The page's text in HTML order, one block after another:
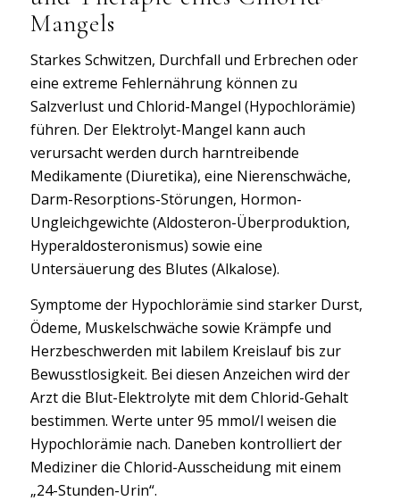
Mangels
Starkes Schwitzen, Durchfall und Erbrechen oder
eine extreme Fehlernährung können zu
Salzverlust und Chlorid-Mangel (Hypochlorämie)
führen. Der Elektrolyt-Mangel kann auch
verursacht werden durch harntreibende
Medikamente (Diuretika), eine Nierenschwäche,
Darm-Resorptions-Störungen, Hormon-
Ungleichgewichte (Aldosteron-Überproduktion,
Hyperaldosteronismus) sowie eine
Untersäuerung des Blutes (Alkalose).
Symptome der Hypochlorämie sind starker Durst,
Ödeme, Muskelschwäche sowie Krämpfe und
Herzbeschwerden mit labilem Kreislauf bis zur
Bewusstlosigkeit. Bei diesen Anzeichen wird der
Arzt die Blut-Elektrolyte mit dem Chlorid-Gehalt
bestimmen. Werte unter 95 mmol/l weisen die
Hypochlorämie nach. Daneben kontrolliert der
Mediziner die Chlorid-Ausscheidung mit einem
„24-Stunden-Urin“.